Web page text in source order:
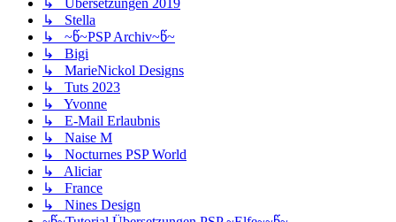
↳ Stella
↳ ~წ~PSP Archiv~წ~
↳ Bigi
↳ MarieNickol Designs
↳ Tuts 2023
↳ Yvonne
↳ E-Mail Erlaubnis
↳ Naise M
↳ Nocturnes PSP World
↳ Aliciar
↳ France
↳ Nines Design